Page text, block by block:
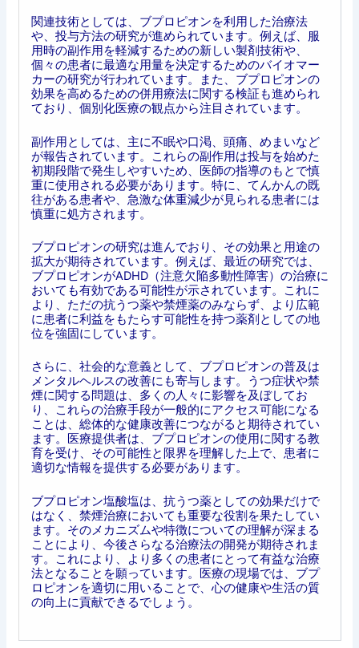
関連技術としては、ブプロピオンを利用した治療法
や、投与方法の研究が進められています。例えば、服
用時の副作用を軽減するための新しい製剤技術や、
個々の患者に最適な用量を決定するためのバイオマー
カーの研究が行われています。また、ブプロピオンの
効果を高めるための併用療法に関する検証も進められ
ており、個別化医療の観点から注目されています。
副作用としては、主に不眠や口渇、頭痛、めまいなど
が報告されています。これらの副作用は投与を始めた
初期段階で発生しやすいため、医師の指導のもとで慎
重に使用される必要があります。特に、てんかんの既
往がある患者や、急激な体重減少が見られる患者には
慎重に処方されます。
ブプロピオンの研究は進んでおり、その効果と用途の
拡大が期待されています。例えば、最近の研究では、
ブプロピオンがADHD（注意欠陥多動性障害）の治療に
おいても有効である可能性が示されています。これに
より、ただの抗うつ薬や禁煙薬のみならず、より広範
に患者に利益をもたらす可能性を持つ薬剤としての地
位を強固にしています。
さらに、社会的な意義として、ブプロピオンの普及は
メンタルヘルスの改善にも寄与します。うつ症状や禁
煙に関する問題は、多くの人々に影響を及ぼしてお
り、これらの治療手段が一般的にアクセス可能になる
ことは、総体的な健康改善につながると期待されてい
ます。医療提供者は、ブプロピオンの使用に関する教
育を受け、その可能性と限界を理解した上で、患者に
適切な情報を提供する必要があります。
ブプロピオン塩酸塩は、抗うつ薬としての効果だけで
はなく、禁煙治療においても重要な役割を果たしてい
ます。そのメカニズムや特徴についての理解が深まる
ことにより、今後さらなる治療法の開発が期待されま
す。これにより、より多くの患者にとって有益な治療
法となることを願っています。医療の現場では、ブプ
ロピオンを適切に用いることで、心の健康や生活の質
の向上に貢献できるでしょう。